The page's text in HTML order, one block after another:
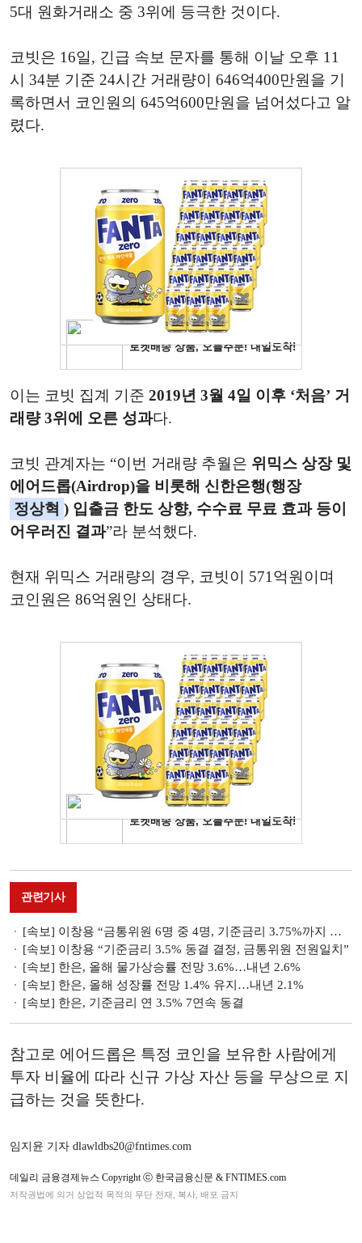
5대 원화거래소 중 3위에 등극한 것이다.
코빗은 16일, 긴급 속보 문자를 통해 이날 오후 11
시 34분 기준 24시간 거래량이 646억400만원을 기
록하면서 코인원의 645억600만원을 넘어섰다고 알
렸다.
이는 코빗 집계 기준 2019년 3월 4일 이후 ‘처음’ 거
래량 3위에 오른 성과다.
코빗 관계자는 “이번 거래량 추월은 위믹스 상장 및
에어드롭(Airdrop)을 비롯해 신한은행(행장
정상혁 ) 입출금 한도 상향, 수수료 무료 효과 등이
어우러진 결과”라 분석했다.
현재 위믹스 거래량의 경우, 코빗이 571억원이며
코인원은 86억원인 상태다.
관련기사
[속보] 이창용 “금통위원 6명 중 4명, 기준금리 3.75%까지 추가 인상 가능성 열어놔”
[속보] 이창용 “기준금리 3.5% 동결 결정, 금통위원 전원일치”
[속보] 한은, 올해 물가상승률 전망 3.6%…내년 2.6%
[속보] 한은, 올해 성장률 전망 1.4% 유지…내년 2.1%
[속보] 한은, 기준금리 연 3.5% 7연속 동결
참고로 에어드롭은 특정 코인을 보유한 사람에게
투자 비율에 따라 신규 가상 자산 등을 무상으로 지
급하는 것을 뜻한다.
임지윤 기자 dlawldbs20@fntimes.com
데일리 금융경제뉴스 Copyright ⓒ 한국금융신문 & FNTIMES.com
저작권법에 의거 상업적 목적의 무단 전재, 복사, 배포 금지